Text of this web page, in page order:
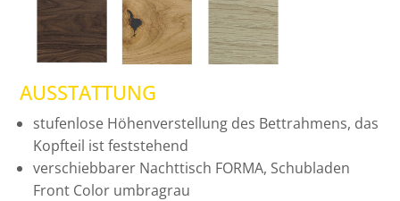
AUSSTATTUNG
stufenlose Höhenverstellung des Bettrahmens, das
Kopfteil ist feststehend
verschiebbarer Nachttisch FORMA, Schubladen
Front Color umbragrau